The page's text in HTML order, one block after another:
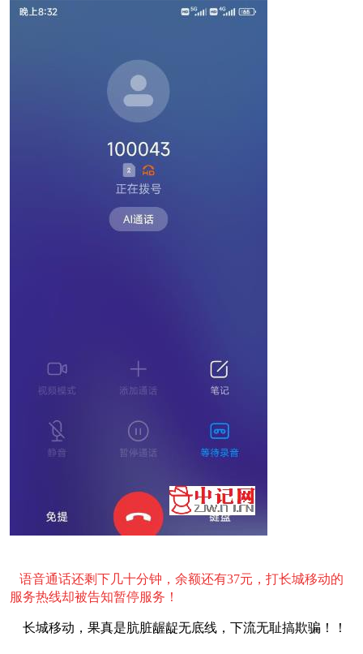
语音通话还剩下几十分钟， 余额还有37元，打长城移动的
服务热线却被告知暂停服务！
长城移动，果真是肮脏龌龊无底线，下流无耻搞欺骗！！